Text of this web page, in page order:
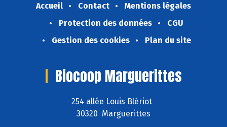
Accueil Contact
Mentions légales
Protection des données
CGU
Gestion des cookies
Plan du site
Biocoop Marguerittes
254 allée Louis Blériot
30320 Marguerittes